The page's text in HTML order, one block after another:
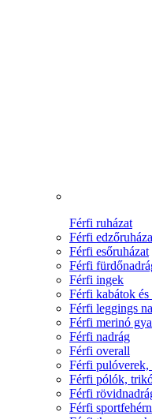
Férfi ruházat
Férfi
Férfi esőruházat
Férfi
Férfi ingek
Férfi kabátok
Férfi leggings
Férfi merinó
Férfi nadrág
Férfi overall
Férfi pulóverek,
Férfi pólók,
Férfi
Férfi